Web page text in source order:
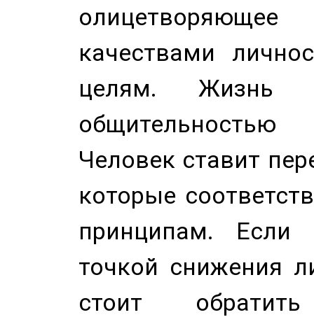
качествами
целям. Жизнь
Человек ставит
которые
принципам. Если
точкой снижения
стоит